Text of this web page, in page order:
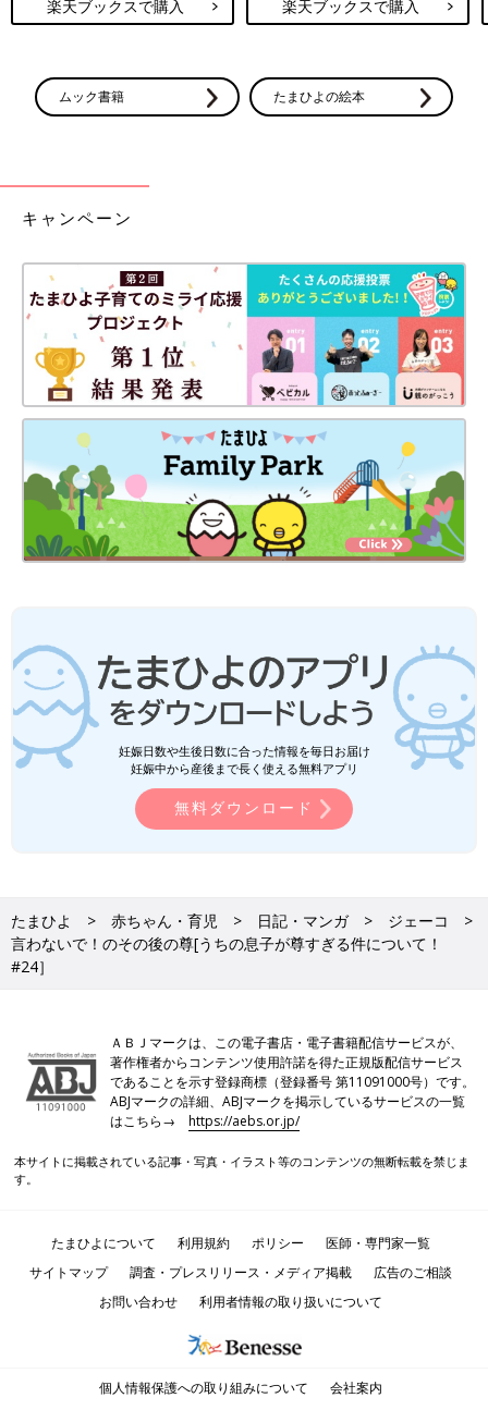
楽天ブックスで購入 楽天ブックスで購入
ムック書籍 たまひよの絵本
キャンペーン
妊娠日数や生後日数に合った情報を毎日お届け
妊娠中から産後まで長く使える無料アプリ
無料ダウンロード
たまひよ 赤ちゃん・育児 日記・マンガ
ジェーコ
言わないで！のその後の尊[うちの息子が尊すぎる件について！
#24］
ＡＢＪマークは、この電子書店・電子書籍配信サービスが、
著作権者からコンテンツ使用許諾を得た正規版配信サービス
であることを示す登録商標（登録番号 第11091000号）です。
ABJマークの詳細、ABJマークを掲示しているサービスの一覧
はこちら→https://aebs.or.jp/
本サイトに掲載されている記事・写真・イラスト等のコンテンツの無断転載を禁じま
す。
たまひよについて 利用規約 ポリシー
医師・専門家一覧
サイトマップ
調査・プレスリリース・メディア掲載
広告のご相談
お問い合わせ
利用者情報の取り扱いについて
個人情報保護への取り組みについて 会社案内